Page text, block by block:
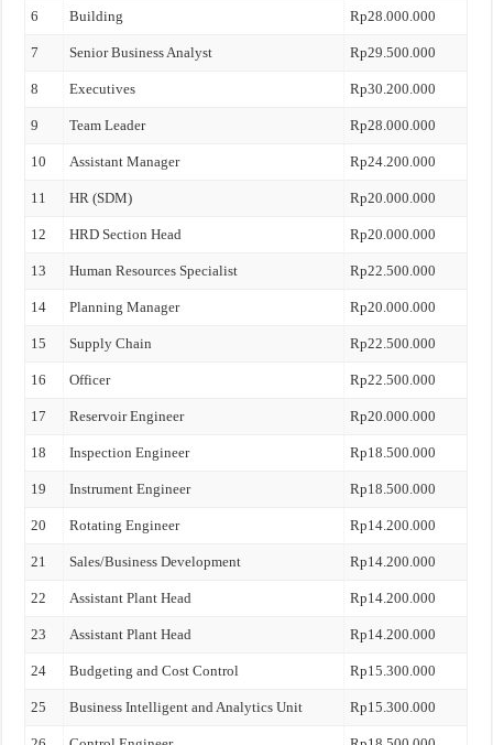
6 Building Rp28.000.000
7 Senior Business Analyst Rp29.500.000
8 Executives Rp30.200.000
9 Team Leader Rp28.000.000
10 Assistant Manager Rp24.200.000
11 HR (SDM) Rp20.000.000
12 HRD Section Head Rp20.000.000
13 Human Resources Specialist Rp22.500.000
14 Planning Manager Rp20.000.000
15 Supply Chain Rp22.500.000
16 Officer Rp22.500.000
17 Reservoir Engineer Rp20.000.000
18 Inspection Engineer Rp18.500.000
19 Instrument Engineer Rp18.500.000
20 Rotating Engineer Rp14.200.000
21 Sales/Business Development Rp14.200.000
22 Assistant Plant Head Rp14.200.000
23 Assistant Plant Head Rp14.200.000
24 Budgeting and Cost Control Rp15.300.000
25 Business Intelligent and Analytics Unit Rp15.300.000